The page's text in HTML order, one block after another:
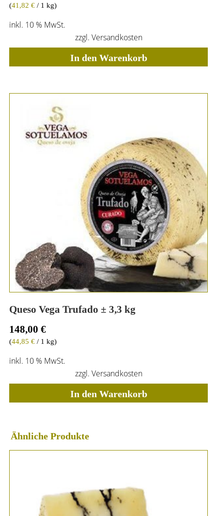
(41,82 €/ 1 kg)
inkl. 10 % MwSt.
zzgl. Versandkosten
In den Warenkorb
Queso Vega Trufado ± 3,3 kg
148,00 €
(44,85 €/ 1 kg)
inkl. 10 % MwSt.
zzgl. Versandkosten
In den Warenkorb
Ähnliche Produkte